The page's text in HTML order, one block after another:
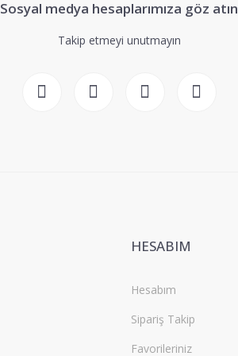
Sosyal medya hesaplarımıza göz atın
Takip etmeyi unutmayın
HESABIM
Hesabım
Sipariş Takip
Favorileriniz